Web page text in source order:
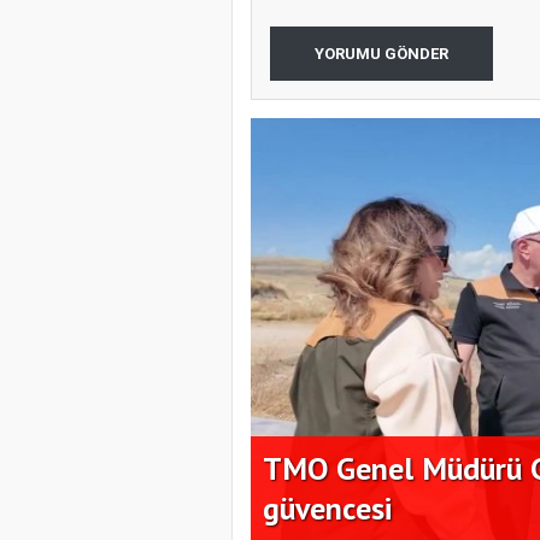
YORUMU GÖNDER
TMO Genel Müdürü
güvencesi